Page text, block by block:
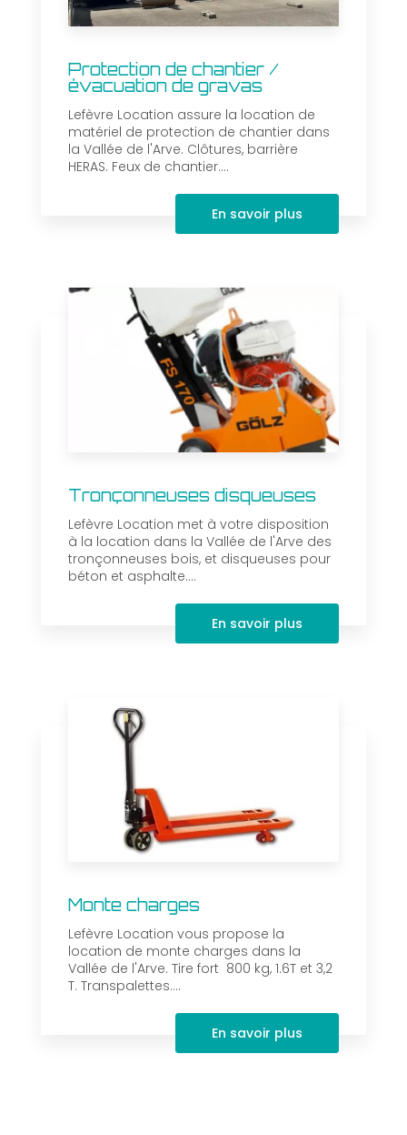
Protection de chantier /
évacuation de gravas
Lefèvre Location assure la location de
matériel de protection de chantier dans
la Vallée de l'Arve. Clôtures, barrière
HERAS. Feux de chantier....
En savoir plus
Tronçonneuses disqueuses
Lefèvre Location met à votre disposition
à la location dans la Vallée de l'Arve des
tronçonneuses bois, et disqueuses pour
béton et asphalte....
En savoir plus
Monte charges
Lefèvre Location vous propose la
location de monte charges dans la
Vallée de l'Arve. Tire fort 800 kg, 1.6T et 3,2
T. Transpalettes....
En savoir plus